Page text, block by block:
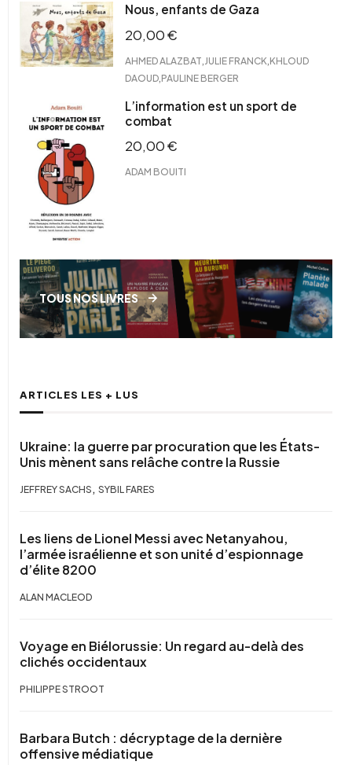
Nous, enfants de Gaza
20,00€
AHMED ALAZBAT JULIE FRANCK KHLOUD
DAOUD PAULINE BERGER
L’information est un sport de
combat
20,00€
ADAM BOUITI
TOUS NOS LIVRES
ARTICLES LES + LUS
Ukraine: la guerre par procuration que les États-
Unis mènent sans relâche contre la Russie
JEFFREY SACHS , SYBIL FARES
Les liens de Lionel Messi avec Netanyahou,
l’armée israélienne et son unité d’espionnage
d’élite 8200
ALAN MACLEOD
Voyage en Biélorussie: Un regard au-delà des
clichés occidentaux
PHILIPPE STROOT
Barbara Butch : décryptage de la dernière
offensive médiatique